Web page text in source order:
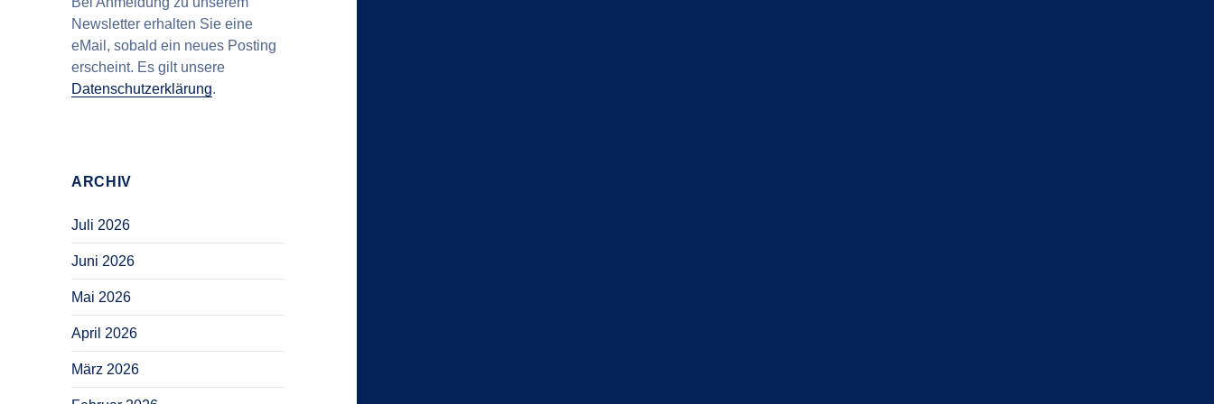
Newsletter erhalten Sie eine
eMail, sobald ein neues Posting
erscheint. Es gilt unsere
Datenschutzerklärung.
ARCHIV
Juli 2026
Juni 2026
Mai 2026
April 2026
März 2026